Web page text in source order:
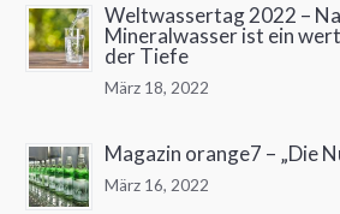
Weltwassertag 2022 –
Mineralwasser ist ein
der Tiefe
März 18, 2022
Magazin orange7 – „Die
März 16, 2022